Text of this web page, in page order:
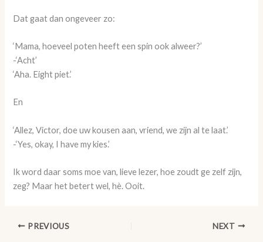
Dat gaat dan ongeveer zo:
‘Mama, hoeveel poten heeft een spin ook alweer?’
-‘Acht’
‘Aha. Eight piet.’
En
‘Allez, Victor, doe uw kousen aan, vriend, we zijn al te laat.’
-‘Yes, okay, I have my kies.’
Ik word daar soms moe van, lieve lezer, hoe zoudt ge zelf zijn,
zeg? Maar het betert wel, hè. Ooit.
PREVIOUS NEXT